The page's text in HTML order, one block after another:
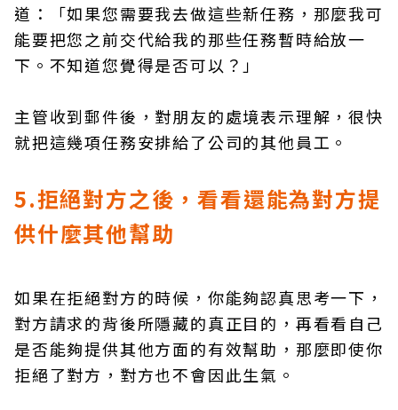
道：「如果您需要我去做這些新任務，那麼我可
能要把您之前交代給我的那些任務暫時給放一
下。不知道您覺得是否可以？」
主管收到郵件後，對朋友的處境表示理解，很快
就把這幾項任務安排給了公司的其他員工。
5.拒絕對方之後，看看還能為對方提
供什麼其他幫助
如果在拒絕對方的時候，你能夠認真思考一下，
對方請求的背後所隱藏的真正目的，再看看自己
是否能夠提供其他方面的有效幫助，那麼即使你
拒絕了對方，對方也不會因此生氣。